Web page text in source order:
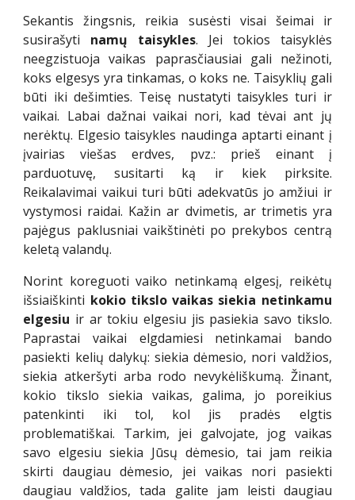
Sekantis žingsnis, reikia susėsti visai šeimai ir
susirašyti namų taisykles. Jei tokios taisyklės
neegzistuoja vaikas paprasčiausiai gali nežinoti,
koks elgesys yra tinkamas, o koks ne. Taisyklių gali
būti iki dešimties. Teisę nustatyti taisykles turi ir
vaikai. Labai dažnai vaikai nori, kad tėvai ant jų
nerėktų. Elgesio taisykles naudinga aptarti einant į
įvairias viešas erdves, pvz.: prieš einant į
parduotuvę, susitarti ką ir kiek pirksite.
Reikalavimai vaikui turi būti adekvatūs jo amžiui ir
vystymosi raidai. Kažin ar dvimetis, ar trimetis yra
pajėgus paklusniai vaikštinėti po prekybos centrą
keletą valandų.
Norint koreguoti vaiko netinkamą elgesį, reikėtų
išsiaiškinti kokio tikslo vaikas siekia netinkamu
elgesiu ir ar tokiu elgesiu jis pasiekia savo tikslo.
Paprastai vaikai elgdamiesi netinkamai bando
pasiekti kelių dalykų: siekia dėmesio, nori valdžios,
siekia atkeršyti arba rodo nevykėliškumą. Žinant,
kokio tikslo siekia vaikas, galima, jo poreikius
patenkinti iki tol, kol jis pradės elgtis
problematiškai. Tarkim, jei galvojate, jog vaikas
savo elgesiu siekia Jūsų dėmesio, tai jam reikia
skirti daugiau dėmesio, jei vaikas nori pasiekti
daugiau valdžios, tada galite jam leisti daugiau